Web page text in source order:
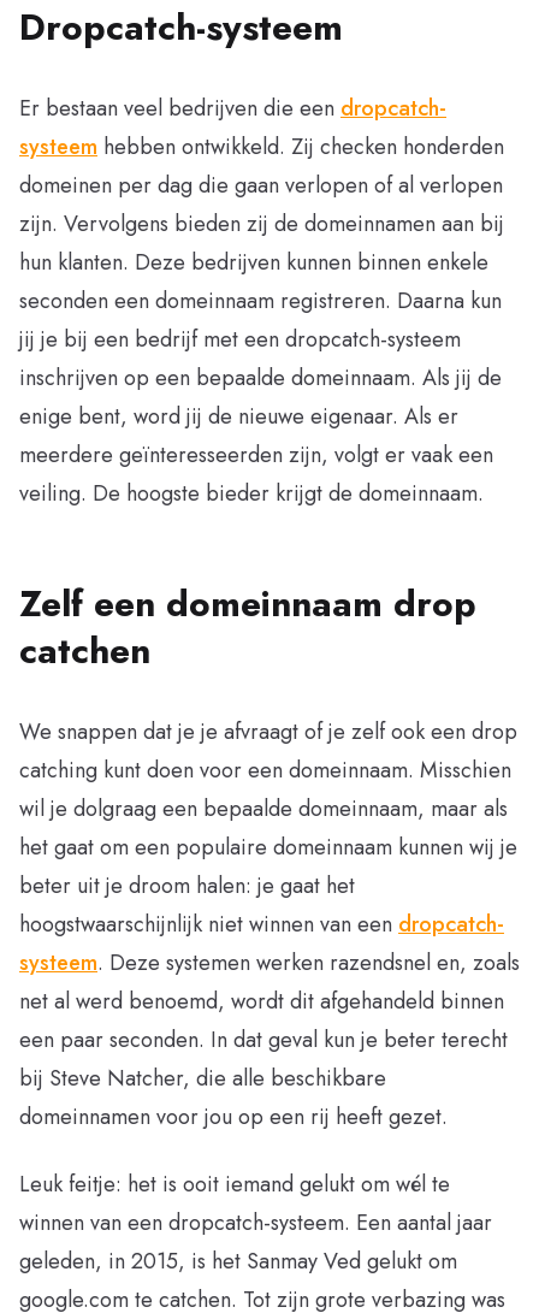
Dropcatch-systeem
Er bestaan veel bedrijven die eendropcatch-
systeem hebben ontwikkeld. Zij checken honderden
domeinen per dag die gaan verlopen of al verlopen
zijn. Vervolgens bieden zij de domeinnamen aan bij
hun klanten. Deze bedrijven kunnen binnen enkele
seconden een domeinnaam registreren. Daarna kun
jij je bij een bedrijf met een dropcatch-systeem
inschrijven op een bepaalde domeinnaam. Als jij de
enige bent, word jij de nieuwe eigenaar. Als er
meerdere geïnteresseerden zijn, volgt er vaak een
veiling. De hoogste bieder krijgt de domeinnaam.
Zelf een domeinnaam drop
catchen
We snappen dat je je afvraagt of je zelf ook een drop
catching kunt doen voor een domeinnaam. Misschien
wil je dolgraag een bepaalde domeinnaam, maar als
het gaat om een populaire domeinnaam kunnen wij je
beter uit je droom halen: je gaat het
hoogstwaarschijnlijk niet winnen van eendropcatch-
systeem. Deze systemen werken razendsnel en, zoals
net al werd benoemd, wordt dit afgehandeld binnen
een paar seconden. In dat geval kun je beter terecht
bij Steve Natcher, die alle beschikbare
domeinnamen voor jou op een rij heeft gezet.
Leuk feitje: het is ooit iemand gelukt om wél te
winnen van een dropcatch-systeem. Een aantal jaar
geleden, in 2015, is het Sanmay Ved gelukt om
google.com te catchen. Tot zijn grote verbazing was